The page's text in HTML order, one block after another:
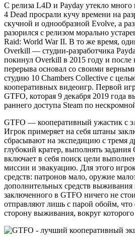
С релиза L4D и Payday утекло
4 Dead просрали кучу времени на
скучной и однообразной Evolve, а
разорился с релизом морально
Raid: World War II. В то же время,
Overkill — студии-разработчика
покинул Overkill в 2015 году и после
перерыва основал со своими
студию 10 Chambers Collective с
кооперативных видеоигр. Первой
GTFO, которая 9 декабря 2019 года
раннего доступа Steam по
GTFO — кооперативный ужастик с
Игрок примеряет на себя штаны
сбрасывают на экспедицию с тремя
глубокий кратер, выполнять
включает в себя поиск цели
миссии и эвакуацию. Для этого
средств: патронов мало, оружие
дополнительных средств
заключенного в GTFO ничего не
отправляют лишь с парой обойм, что
сторону выживания, вокруг которого